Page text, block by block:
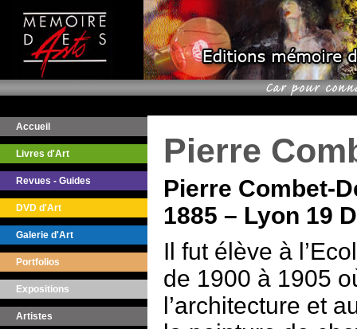
Accueil
Livres d'Art
Revues - Guides
DVD d'Art
Galerie d'Art
Portfolios
Expositions
Artistes
Pierre
Pierre Combet-
1885 – Lyon 19
Il fut élève à
de 1900 à 1905
l’architecture et